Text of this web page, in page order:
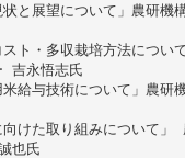
と展望について」農研機
ト・多収栽培方法につい
吉永悟志氏
給与技術について」農研
けた取り組みについて」
也氏